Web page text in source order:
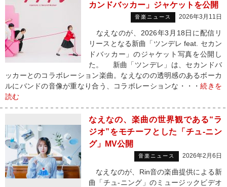
カンドバッカー」ジャケットを公開
音楽ニュース 2026年3月11日
なえなのが、2026年3月18日に配信リ
リースとなる新曲「ツンデレ feat. セカン
ドバッカー」のジャケット写真を公開し
た。 新曲「ツンデレ」は、セカンドバ
ッカーとのコラボレーション楽曲。なえなのの透明感のあるボーカ
ルにバンドの音像が重なり合う、コラボレーションな・・・続きを
読む
なえなの、楽曲の世界観である“ラ
ジオ”をモチーフとした「チュ-ニン
グ」MV公開
音楽ニュース 2026年2月6日
なえなのが、Rin音の楽曲提供による新
曲「チュ-ニング」のミュージックビデオ